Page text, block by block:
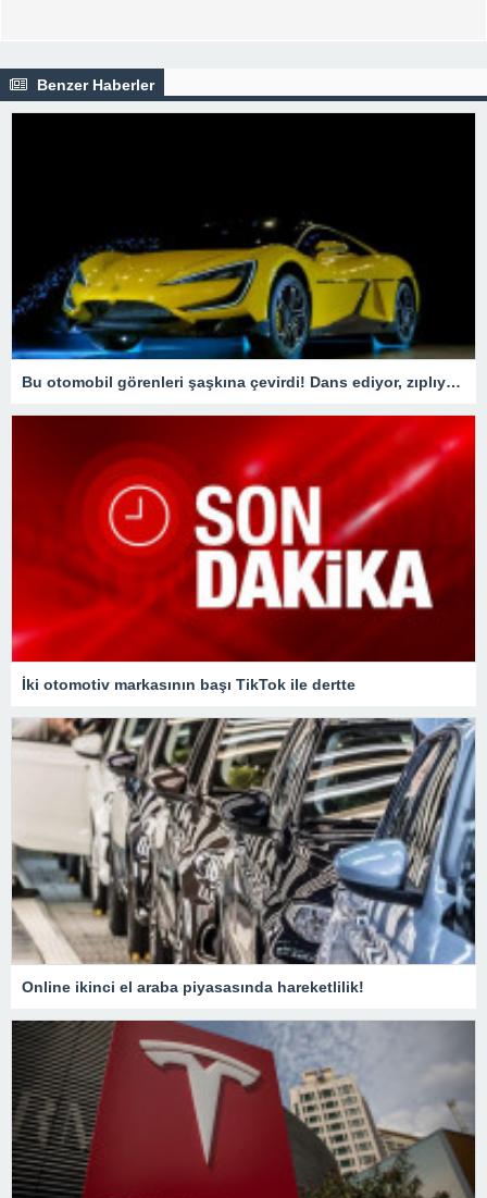
Benzer Haberler
Bu otomobil görenleri şaşkına çevirdi! Dans ediyor, zıplıyor…
İki otomotiv markasının başı TikTok ile dertte
Online ikinci el araba piyasasında hareketlilik!